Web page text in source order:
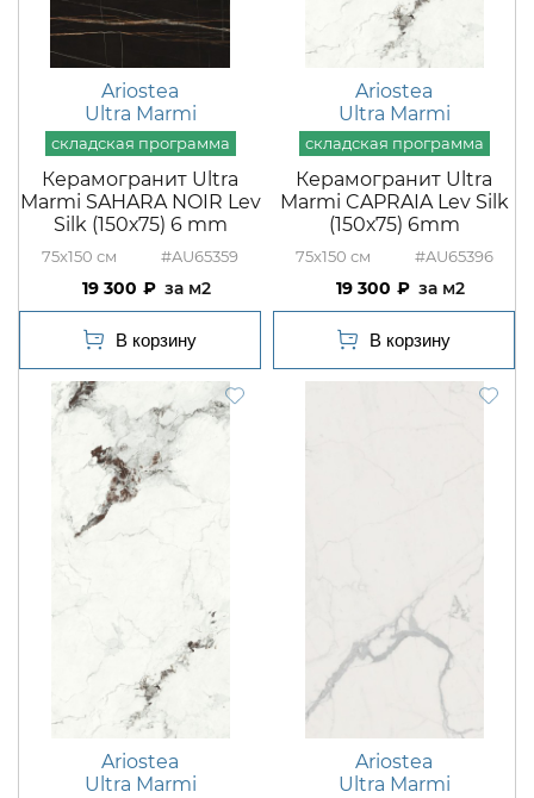
Ariostea
Ultra Marmi
Керамогранит Ultra
Marmi SAHARA NOIR Lev
Silk (150х75) 6 mm
75x150 #AU65359
19 300 м2
Ariostea
Ultra Marmi
Керамогранит Ultra
Marmi CAPRAIA Lev Silk
(150х75) 6mm
75x150 #AU65396
19 300 м2
Ariostea
Ultra Marmi
Ariostea
Ultra Marmi